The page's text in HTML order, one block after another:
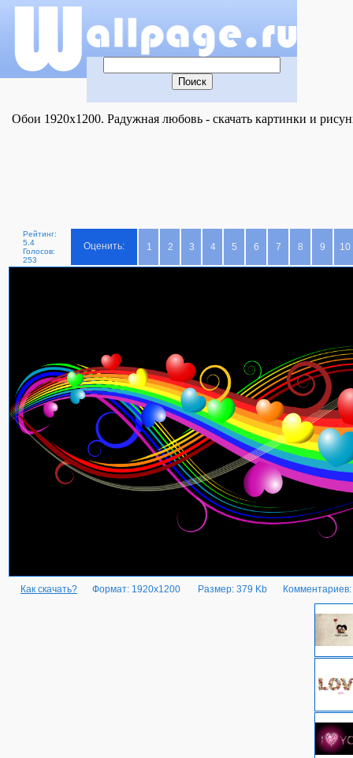
Обои 1920x1200. Радужная любовь - скачать картинки и
Рейтинг:
5.4
Голосов:
253
Оценить: 1 2 3 4 5 6 7 8 9 10
Как скачать? Формат: 1920x1200 Размер: 379 Kb Комментариев: